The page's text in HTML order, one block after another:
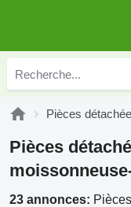
Pièces
Pièces
23 annonces: